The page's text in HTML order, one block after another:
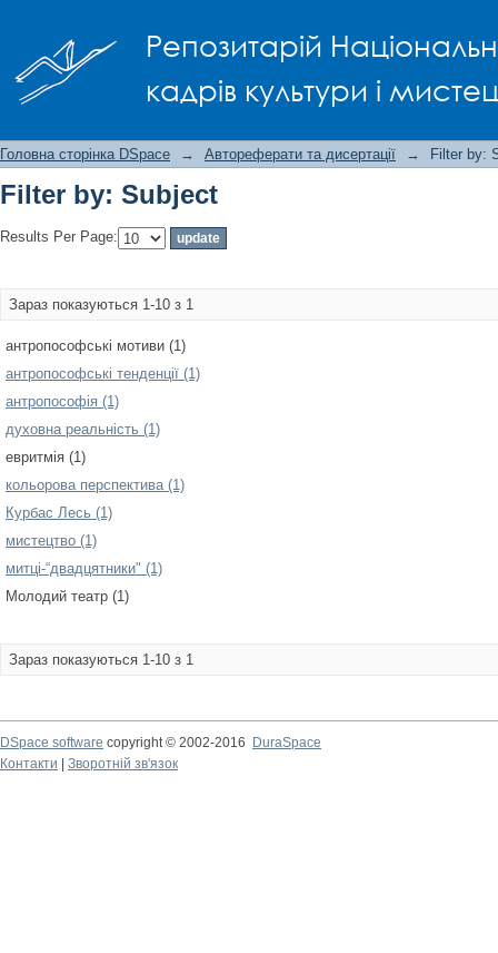
Репозитарій
кадрів культури і
Головна сторінка DSpace → Автореферати та дисертації → Filter by:
Filter by: Subject
Results Per Page:
Зараз показуються 1-10 з 1
антропософські мотиви (1)
антропософські тенденції (1)
антропософія (1)
духовна реальність (1)
евритмія (1)
кольорова перспектива (1)
Курбас Лесь (1)
мистецтво (1)
митці-“двадцятники" (1)
Молодий театр (1)
Зараз показуються 1-10 з 1
DSpace software copyright © 2002-2016
DuraSpace
Контакти
Зворотній зв'язок